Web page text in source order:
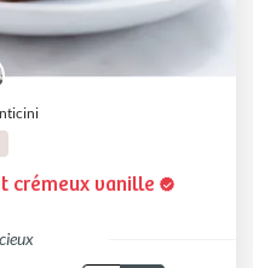
crémeux vanille